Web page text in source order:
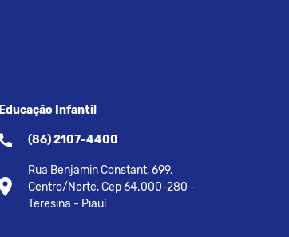
Educação Infantil
(86) 2107-4400
Rua Benjamin Constant, 699.
Centro/Norte, Cep 64.000-280 -
Teresina - Piauí